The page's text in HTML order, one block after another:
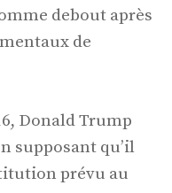
debout après
de
Donald Trump
supposant qu’il
prévu au